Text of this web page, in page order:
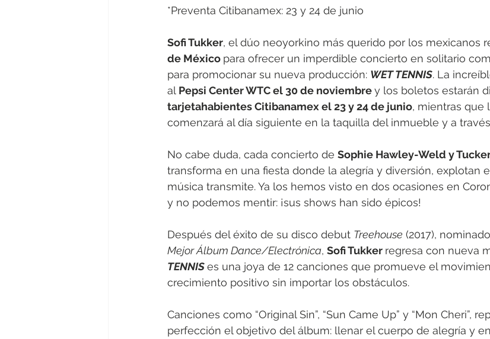
*Preventa Citibanamex: 23 y 24 de junio
Sofi Tukker, el dúo neoyorkino más querido por los mexicanos
de México para ofrecer un imperdible concierto en solitario
para promocionar su nueva producción: WET TENNIS. La
al Pepsi Center WTC el 30 de noviembre y los boletos estarán
tarjetahabientes Citibanamex el 23 y 24 de junio, mientras que
comenzará al día siguiente en la taquilla del inmueble y a
No cabe duda, cada concierto de Sophie Hawley-Weld y
transforma en una fiesta donde la alegría y diversión, explotan
música transmite. Ya los hemos visto en dos ocasiones en
y no podemos mentir: ¡sus shows han sido épicos!
Después del éxito de su disco debut Treehouse (2017),
Mejor Álbum Dance/Electrónica, Sofi Tukker regresa con nueva
TENNIS es una joya de 12 canciones que promueve el
crecimiento positivo sin importar los obstáculos.
Canciones como “Original Sin”, “Sun Came Up” y “Mon Cheri”,
perfección el objetivo del álbum: llenar el cuerpo de alegría y